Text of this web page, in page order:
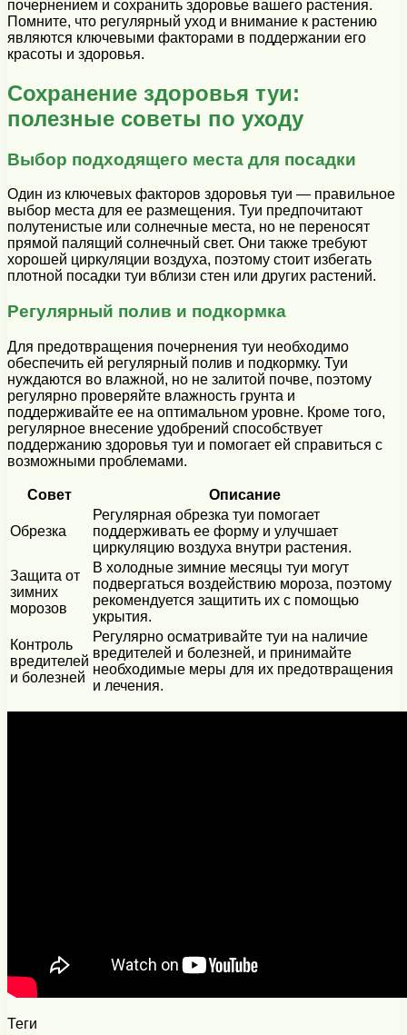
почернением и сохранить здоровье вашего растения.
Помните, что регулярный уход и внимание к растению
являются ключевыми факторами в поддержании его
красоты и здоровья.
Сохранение здоровья туи:
полезные советы по уходу
Выбор подходящего места для посадки
Один из ключевых факторов здоровья туи — правильное
выбор места для ее размещения. Туи предпочитают
полутенистые или солнечные места, но не переносят
прямой палящий солнечный свет. Они также требуют
хорошей циркуляции воздуха, поэтому стоит избегать
плотной посадки туи вблизи стен или других растений.
Регулярный полив и подкормка
Для предотвращения почернения туи необходимо
обеспечить ей регулярный полив и подкормку. Туи
нуждаются во влажной, но не залитой почве, поэтому
регулярно проверяйте влажность грунта и
поддерживайте ее на оптимальном уровне. Кроме того,
регулярное внесение удобрений способствует
поддержанию здоровья туи и помогает ей справиться с
возможными проблемами.
Совет Описание
Обрезка
Регулярная обрезка туи помогает
поддерживать ее форму и улучшает
циркуляцию воздуха внутри растения.
Защита от
зимних
морозов
В холодные зимние месяцы туи могут
подвергаться воздействию мороза, поэтому
рекомендуется защитить их с помощью
укрытия.
Контроль
вредителей
и болезней
Регулярно осматривайте туи на наличие
вредителей и болезней, и принимайте
необходимые меры для их предотвращения
и лечения.
Теги